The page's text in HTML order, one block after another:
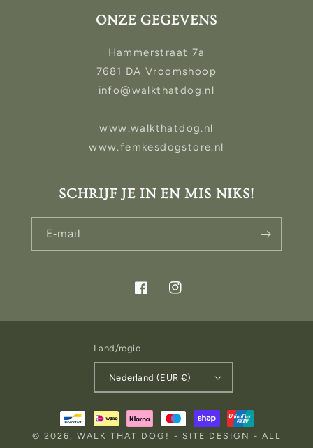
ONZE GEGEVENS
Hammerstraat 7a
7681 DA Vroomshoop
info@walkthatdog.nl
www.walkthatdog.nl
www.femkesdogstore.nl
SCHRIJF JE IN EN MIS NIKS!
E‑mail
FacebookInstagram
Land/regio
Nederland (EUR €)
Betaalmethoden
© 2026, WALK THAT DOG! - SITE DESIGN - ALL